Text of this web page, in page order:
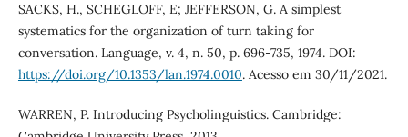
SACKS, H., SCHEGLOFF, E; JEFFERSON, G. A simplest
systematics for the organization of turn taking for
conversation. Language, v. 4, n. 50, p. 696-735, 1974. DOI:
https://doi.org/10.1353/lan.1974.0010. Acesso em 30/11/2021.
WARREN, P. Introducing Psycholinguistics. Cambridge: